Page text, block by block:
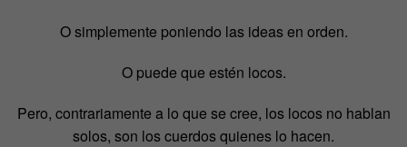
O simplemente poniendo las ideas en orden.
O puede que estén locos.
Pero, contrariamente a lo que se cree, los locos no hablan
solos, son los cuerdos quienes lo hacen.